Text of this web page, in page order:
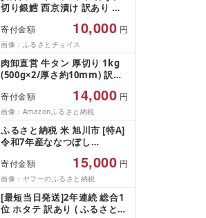
切り銀鱈 西京漬け 訳あり 銀
100g × 10切) 西京味噌 西京み
そ 味噌漬け みそ 味噌 鮮魚 魚
介 銀だら 銀ダラ ギンダラ ぎ
んだら 鱈 タラ 魚 西京焼き 西
京漬 西京やき 冷凍 厳選 鮮魚
漬け魚 漬魚 新鮮 小分け 人気
返礼品 おかず おつまみ お酒
のあて 家計応援 10000円 魚
喜 神奈川 湘南 藤沢
寄付金額 10,000 円
画像：ふるさとチョイス
肉卸直営 牛タン 厚切り 1kg
(500g×2/厚さ約10mm) 訳あ
ライス 業務用 バーベキュー
BBQ おつまみ ギフト お祝い
お中元 夏ギフト
寄付金額 14,000 円
画像：Amazonふるさと納税
ふるさと納税 米 旭川市 [特A]
令和7年産ななつぼし
お米[さとふる限定]_05957
寄付金額 15,000 円
画像：ヤフーのふるさと納税
[最短当日発送]2年連続 総合1
位 ホタテ 訳あり ( ふるさと納